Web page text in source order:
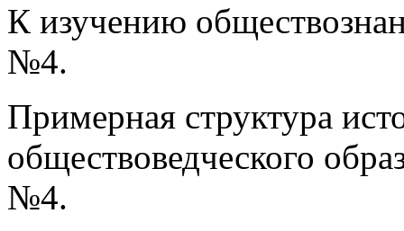
К изучению
№4.
Примерная структура
обществоведческого
№4.